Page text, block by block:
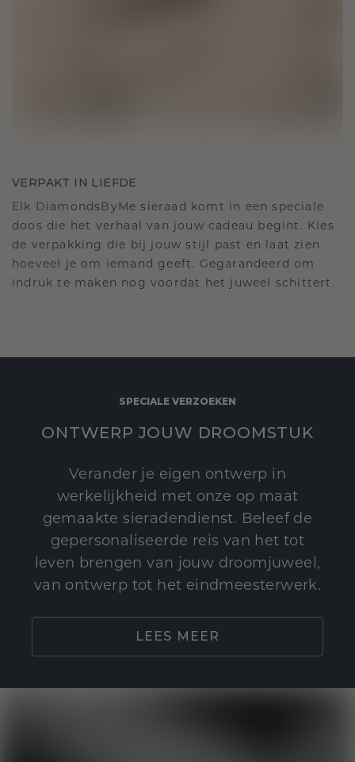
VERPAKT IN LIEFDE
Elk DiamondsByMe sieraad komt in een speciale
doos die het verhaal van jouw cadeau begint. Kies
de verpakking die bij jouw stijl past en laat zien
hoeveel je om iemand geeft. Gegarandeerd om
indruk te maken nog voordat het juweel schittert.
SPECIALE VERZOEKEN
ONTWERP JOUW DROOMSTUK
Verander je eigen ontwerp in
werkelijkheid met onze op maat
gemaakte sieradendienst. Beleef de
gepersonaliseerde reis van het tot
leven brengen van jouw droomjuweel,
van ontwerp tot het eindmeesterwerk.
LEES MEER